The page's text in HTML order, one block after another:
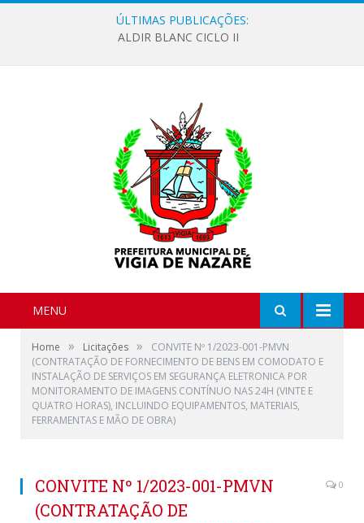
ÚLTIMAS PUBLICAÇÕES:
ALDIR BLANC CICLO II
MENU
Home » Licitações »
CONVITE Nº 1/2023-001-PMVN
(CONTRATAÇÃO DE FORNECIMENTO DE BENS EM COMODATO E
INSTALAÇÃO DE SERVIÇOS EM SEGURANÇA ELETRONICA POR
MONITORAMENTO DE IMAGENS CONTÍNUO NAS 24H (VINTE E
QUATRO HORAS), INCLUINDO EQUIPAMENTOS, MATERIAIS,
FERRAMENTAS E MÃO DE OBRA)
CONVITE Nº 1/2023-001-PMVN
(CONTRATAÇÃO DE
0